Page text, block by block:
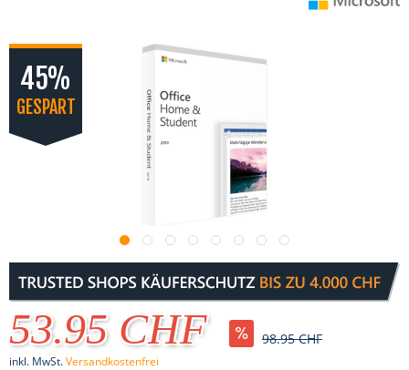
45%
GESPART
53.95 CHF 98.95 CHF
inkl. MwSt.Versandkostenfrei